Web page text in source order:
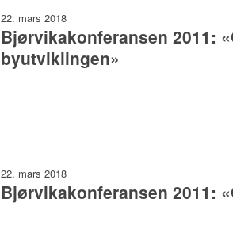
22. mars 2018
Bjørvikakonferansen 2011:
byutviklingen»
22. mars 2018
Bjørvikakonferansen 2011: